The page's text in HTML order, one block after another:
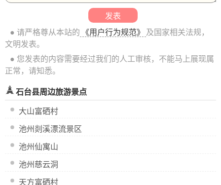
● 请严格尊从本站的 《用户行为规范》
及国家相关法规，
文明发表。
● 您发表的内容需要经过我们的人工审核，不能马上展现属
正常，请知悉。
石台县周边旅游景点
大山富硒村
池州剡溪漂流景区
池州仙寓山
池州慈云洞
天方富硒村